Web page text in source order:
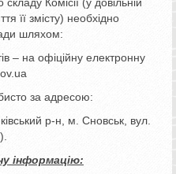
її змісту) необхідно
шляхом:
– на офіційну електронну
за адресою:
р-н, м. Сновськ, вул.
інформацію: